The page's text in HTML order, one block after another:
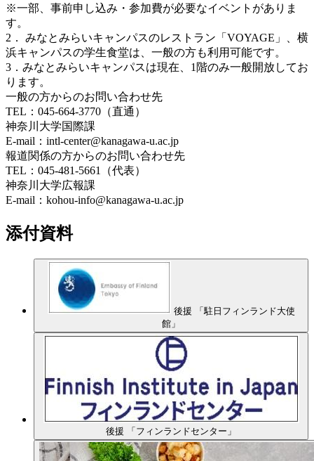
※一部、事前申し込み・参加費が必要なイベントがありま
す。
2． みなとみらいキャンパスのレストラン「VOYAGE」、横
浜キャンパスの学生食堂は、一般の方も利用可能です。
3． みなとみらいキャンパスは現在、1階のみ一般開放してお
ります。
一般の方からのお問い合わせ先
TEL：045-664-3770（直通）
神奈川大学国際課
E-mail：intl-center@kanagawa-u.ac.jp
報道関係の方からのお問い合わせ先
TEL：045-481-5661（代表）
神奈川大学広報課
E-mail：kohou-info@kanagawa-u.ac.jp
添付資料
後援 「駐日フィンランド大使
館」
後援 「フィンランドセンター」